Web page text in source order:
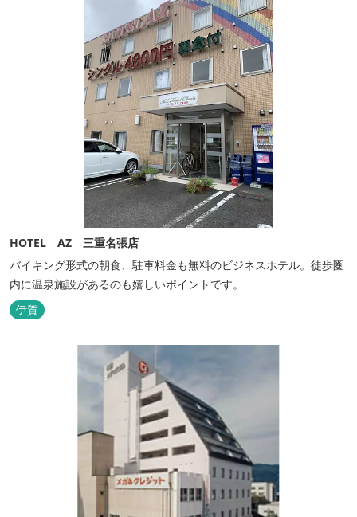
HOTEL AZ 三重名張店
バイキング形式の朝食、駐車料金も無料のビジネスホテル。徒歩圏
内に温泉施設があるのも嬉しいポイントです。
伊賀